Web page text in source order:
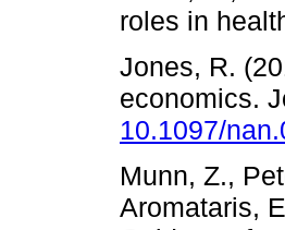
roles in
Jones, R.
economics.
10.1097/
Munn, Z.,
Aromataris,